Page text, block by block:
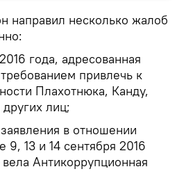
направил несколько жалоб
года, адресованная
привлечь к
Плахотнюка, Канду,
лиц;
в отношении
13 и 14 сентября 2016
Антикоррупционная